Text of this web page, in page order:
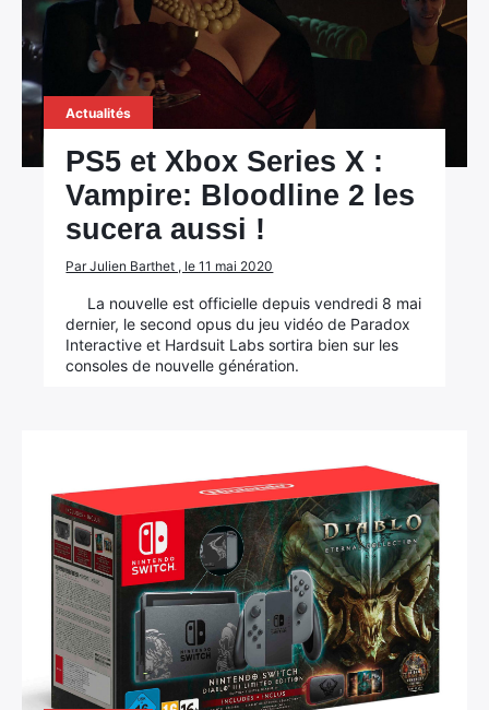
Actualités
PS5 et Xbox Series X :
Vampire: Bloodline 2 les
sucera aussi !
Par Julien Barthet , le 11 mai 2020
La nouvelle est officielle depuis vendredi 8 mai
dernier, le second opus du jeu vidéo de Paradox
Interactive et Hardsuit Labs sortira bien sur les
consoles de nouvelle génération.
Rechercher